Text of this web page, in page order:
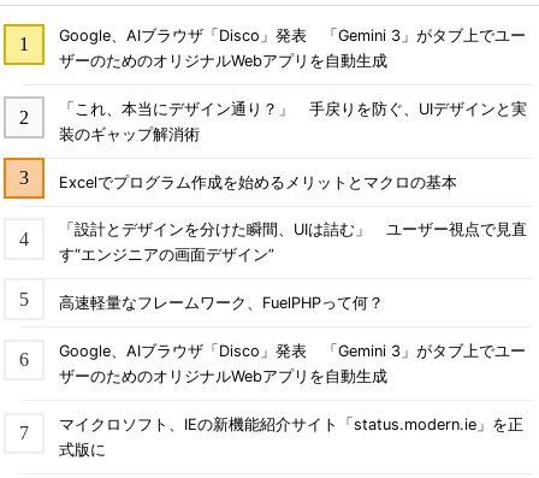
Google、AIブラウザ「Disco」発表 「Gemini 3」がタブ上でユー
ザーのためのオリジナルWebアプリを自動生成
「これ、本当にデザイン通り？」 手戻りを防ぐ、UIデザインと実
装のギャップ解消術
Excelでプログラム作成を始めるメリットとマクロの基本
「設計とデザインを分けた瞬間、UIは詰む」 ユーザー視点で見直
す“エンジニアの画面デザイン”
高速軽量なフレームワーク、FuelPHPって何？
Google、AIブラウザ「Disco」発表 「Gemini 3」がタブ上でユー
ザーのためのオリジナルWebアプリを自動生成
マイクロソフト、IEの新機能紹介サイト「status.modern.ie」を正
式版に